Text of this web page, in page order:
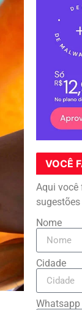
VOCÊ
Aqui você
Nome
Cidade
Whatsapp